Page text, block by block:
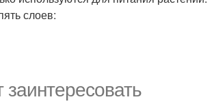
слоев: